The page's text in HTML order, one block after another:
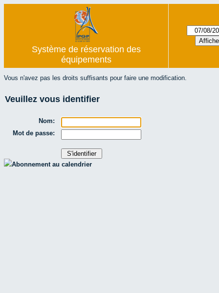
Système de réservation des
équipements
Vous n'avez pas les droits suffisants pour faire une modification.
Veuillez vous identifier
Nom:
Mot de passe:
Abonnement au calendrier